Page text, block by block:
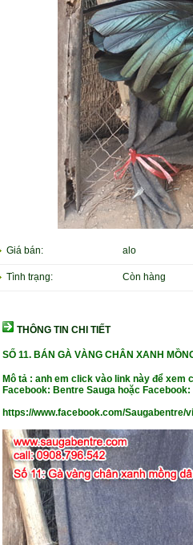
Giá bán: alo
Tình trạng: Còn hàng
THÔNG TIN CHI TIẾT
SỐ 11.BÁN GÀ VÀNG CHÂN XANH
Mô tả : anh em click vào link này để
Facebook: Bentre Sauga hoặc Facebook:
https://www.facebook.com/Saugabentre/